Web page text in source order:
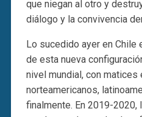
que niegan al otro y
diálogo y la convivencia
Lo sucedido ayer en Chile
de esta nueva
nivel mundial, con matices
norteamericanos,
finalmente. En 2019-